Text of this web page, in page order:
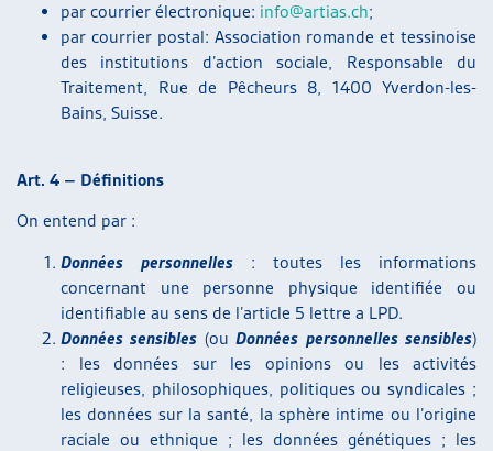
par courrier électronique: info@artias.ch;
par courrier postal: Association romande et tessinoise
des institutions d’action sociale, Responsable du
Traitement, Rue de Pêcheurs 8, 1400 Yverdon-les-
Bains, Suisse.
Art. 4 – Définitions
On entend par :
Données personnelles : toutes les informations
concernant une personne physique identifiée ou
identifiable au sens de l’article 5 lettre a LPD.
Données sensibles (ouDonnées personnelles sensibles)
: les données sur les opinions ou les activités
religieuses, philosophiques, politiques ou syndicales ;
les données sur la santé, la sphère intime ou l’origine
raciale ou ethnique ; les données génétiques ; les